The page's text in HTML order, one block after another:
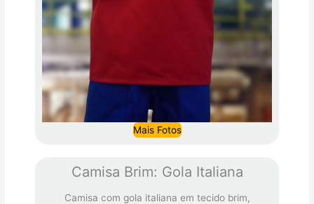
Mais Fotos
Camisa Brim: Gola Italiana
Camisa com gola italiana em tecido brim,